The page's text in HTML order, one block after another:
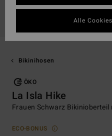
Bikinihosen
ÖKO
La Isla Hike
Frauen Schwarz
ECO-BONUS
Alle